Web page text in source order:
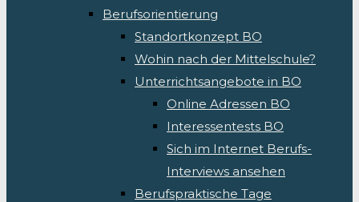
Berufsorientierung
Standortkonzept BO
Wohin nach der Mittelschule?
Unterrichtsangebote in BO
Online Adressen BO
Interessentests BO
Sich im Internet Berufs-
Interviews ansehen
Berufspraktische Tage